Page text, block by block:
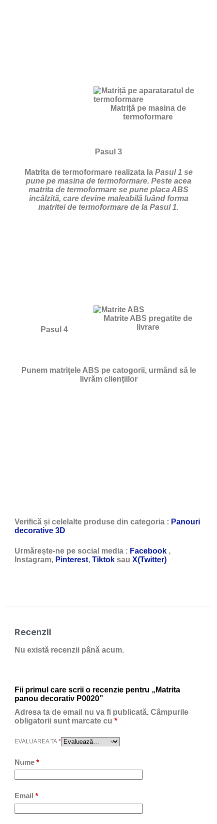
Matriță pe masina de
termoformare
Pasul 3
Matrita de termoformare realizata la Pasul 1 se
pune pe masina de termoformare. Peste acea
matrita de termoformare se pune placa ABS
incălzită, care devine maleabilă luând forma
matritei de termoformare de la Pasul 1.
Matrite ABS pregatite de
livrare
Pasul 4
Punem matrițele ABS pe catogorii, urmând să le
livrăm cliențiilor
Verifică și celelalte produse din categoria : Panouri
decorative 3D
Urmărește-ne pe social media : Facebook ,
Instagram, Pinterest, Tiktok sau X(Twitter)
Recenzii
Nu există recenzii până acum.
Fii primul care scrii o recenzie pentru „Matrita
panou decorativ P0020”
Adresa ta de email nu va fi publicată. Câmpurile
obligatorii sunt marcate cu *
EVALUAREA TA *
Nume *
Email *